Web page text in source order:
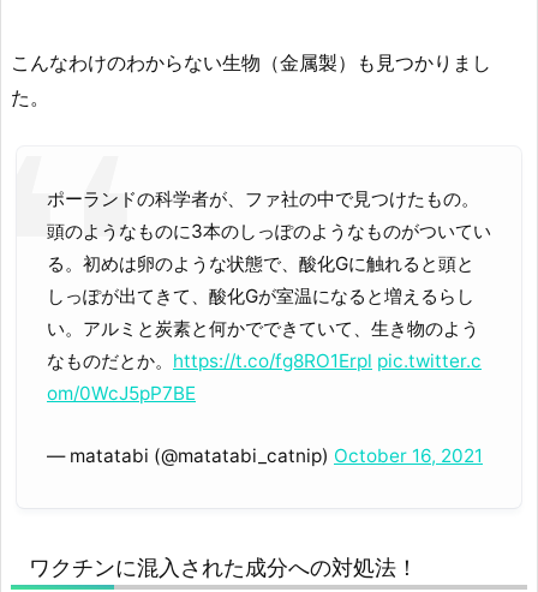
こんなわけのわからない生物（金属製）も見つかりまし
た。
ポーランドの科学者が、ファ社の中で見つけたもの。
頭のようなものに3本のしっぽのようなものがついてい
る。初めは卵のような状態で、酸化Gに触れると頭と
しっぽが出てきて、酸化Gが室温になると増えるらし
い。アルミと炭素と何かでできていて、生き物のよう
なものだとか。 https://t.co/fg8RO1Erpl pic.twitter.c
om/0WcJ5pP7BE
— matatabi (@matatabi_catnip) October 16, 2021
ワクチンに混入された成分への対処法！